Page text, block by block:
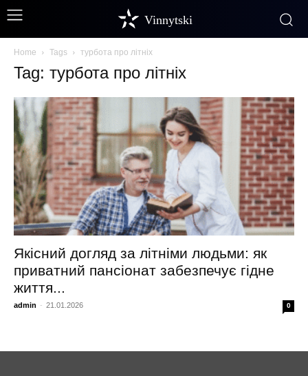
Vinnytski
Home Tags турбота про літніх
Tag: турбота про літніх
Якісний догляд за літніми людьми: як
приватний пансіонат забезпечує гідне
життя...
admin - 21.01.2026 0